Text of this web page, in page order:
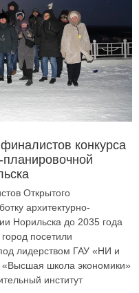
конкурса
планировочной
Открытого
архитектурно-
Норильска до 2035 года
посетили
лидерством ГАУ «НИ и
школа экономики»
институт